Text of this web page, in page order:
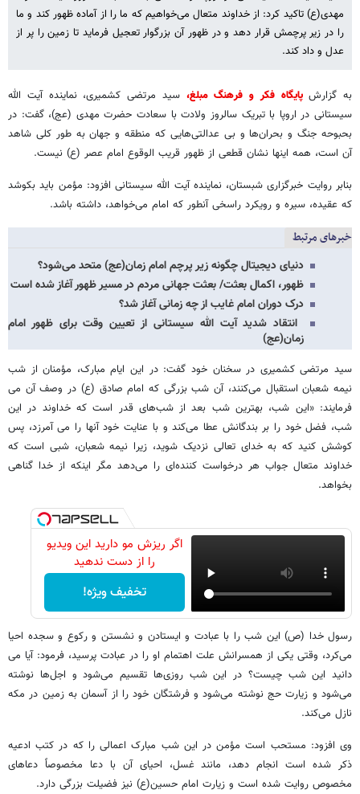
مهدی(ع) تاکید کرد: از خداوند متعال می‌خواهیم که ما را از آماده ظهور کند و ما
را در زیر پرچمش قرار دهد و در ظهور آن بزرگوار تعجیل فرماید تا زمین را پر از
عدل و داد کند.
به گزارشپایگاه فکر و فرهنگ مبلغ، سید مرتضی کشمیری، نماینده آیت الله
سیستانی در اروپا با تبریک سالروز ولادت با سعادت حضرت مهدی (عج)، گفت: در
بحبوحه جنگ و بحران‌ها و بی عدالتی‌هایی که منطقه و جهان به طور کلی شاهد
آن است، همه اینها نشان قطعی از ظهور قریب الوقوع امام عصر (ع) نیست.
بنابر روایت خبرگزاری شبستان، نماینده آیت الله سیستانی افزود: مؤمن باید بکوشد
که عقیده، سیره و رویکرد راسخی آنطور که امام می‌خواهد، داشته باشد.
خبرهای مرتبط
دنیای دیجیتال چگونه زیر پرچم امام زمان(عج) متحد می‌شود؟
ظهور، اکمال بعثت/ بعثت جهانی مردم در مسیر ظهور آغاز شده است
درک دوران امام غایب از چه زمانی آغاز شد؟
انتقاد شدید آیت الله سیستانی از تعیین وقت برای ظهور امام
زمان(عج)
سید مرتضی کشمیری در سخنان خود گفت: در این ایام مبارک، مؤمنان از شب
نیمه شعبان استقبال می‌کنند، آن شب بزرگی که امام صادق (ع) در وصف آن می
فرمایند: «این شب، بهترین شب بعد از شب‌های قدر است که خداوند در این
شب، فضل خود را بر بندگانش عطا می‌کند و با عنایت خود آنها را می آمرزد، پس
کوشش کنید که به خدای تعالی نزدیک شوید، زیرا نیمه شعبان، شبی است که
خداوند متعال جواب هر درخواست کننده‌ای را می‌دهد مگر اینکه از خدا گناهی
بخواهد.
اگر ریزش مو دارید این ویدیو
را از دست ندهید
تخفیف ویژه!
رسول خدا (ص) این شب را با عبادت و ایستادن و نشستن و رکوع و سجده احیا
می‌کرد، وقتی یکی از همسرانش علت اهتمام او را در عبادت پرسید، فرمود: آیا می
دانید این شب چیست؟ در این شب روزی‌ها تقسیم می‌شود و اجل‌ها نوشته
می‌شود و زیارت حج نوشته می‌شود و فرشتگان خود را از آسمان به زمین در مکه
نازل می‌کند.
وی افزود: مستحب است مؤمن در این شب مبارک اعمالی را که در کتب ادعیه
ذکر شده است انجام دهد، مانند غسل، احیای آن با دعا مخصوصاً دعاهای
مخصوص روایت شده است و زیارت امام حسین(ع) نیز فضیلت بزرگی دارد.